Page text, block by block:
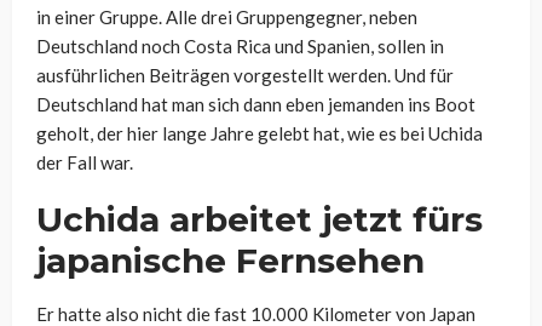
in einer Gruppe. Alle drei Gruppengegner, neben
Deutschland noch Costa Rica und Spanien, sollen in
ausführlichen Beiträgen vorgestellt werden. Und für
Deutschland hat man sich dann eben jemanden ins Boot
geholt, der hier lange Jahre gelebt hat, wie es bei Uchida
der Fall war.
Uchida arbeitet jetzt fürs
japanische Fernsehen
Er hatte also nicht die fast 10.000 Kilometer von Japan